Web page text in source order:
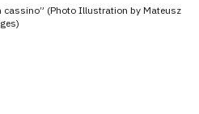
cassino” (Photo Illustration by Mateusz